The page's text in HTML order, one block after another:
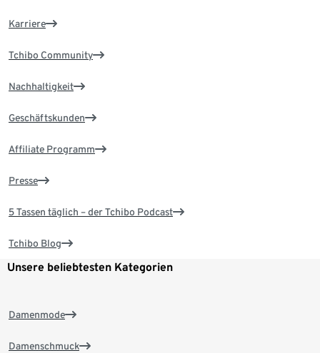
Karriere
Tchibo Community
Nachhaltigkeit
Geschäftskunden
Affiliate Programm
Presse
5 Tassen täglich – der Tchibo Podcast
Tchibo Blog
Unsere beliebtesten Kategorien
Damenmode
Damenschmuck